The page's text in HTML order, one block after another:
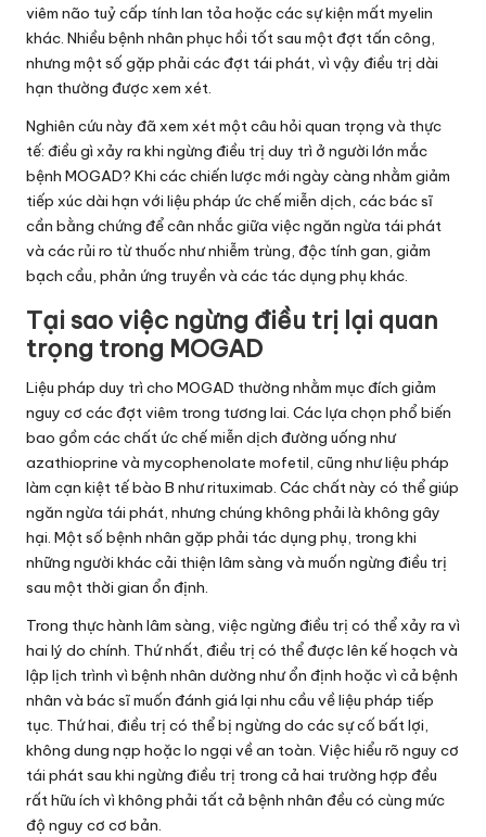
viêm não tuỷ cấp tính lan tỏa hoặc các sự kiện mất myelin
khác. Nhiều bệnh nhân phục hồi tốt sau một đợt tấn công,
nhưng một số gặp phải các đợt tái phát, vì vậy điều trị dài
hạn thường được xem xét.
Nghiên cứu này đã xem xét một câu hỏi quan trọng và thực
tế: điều gì xảy ra khi ngừng điều trị duy trì ở người lớn mắc
bệnh MOGAD? Khi các chiến lược mới ngày càng nhằm giảm
tiếp xúc dài hạn với liệu pháp ức chế miễn dịch, các bác sĩ
cần bằng chứng để cân nhắc giữa việc ngăn ngừa tái phát
và các rủi ro từ thuốc như nhiễm trùng, độc tính gan, giảm
bạch cầu, phản ứng truyền và các tác dụng phụ khác.
Tại sao việc ngừng điều trị lại quan
trọng trong MOGAD
Liệu pháp duy trì cho MOGAD thường nhằm mục đích giảm
nguy cơ các đợt viêm trong tương lai. Các lựa chọn phổ biến
bao gồm các chất ức chế miễn dịch đường uống như
azathioprine và mycophenolate mofetil, cũng như liệu pháp
làm cạn kiệt tế bào B như rituximab. Các chất này có thể giúp
ngăn ngừa tái phát, nhưng chúng không phải là không gây
hại. Một số bệnh nhân gặp phải tác dụng phụ, trong khi
những người khác cải thiện lâm sàng và muốn ngừng điều trị
sau một thời gian ổn định.
Trong thực hành lâm sàng, việc ngừng điều trị có thể xảy ra vì
hai lý do chính. Thứ nhất, điều trị có thể được lên kế hoạch và
lập lịch trình vì bệnh nhân dường như ổn định hoặc vì cả bệnh
nhân và bác sĩ muốn đánh giá lại nhu cầu về liệu pháp tiếp
tục. Thứ hai, điều trị có thể bị ngừng do các sự cố bất lợi,
không dung nạp hoặc lo ngại về an toàn. Việc hiểu rõ nguy cơ
tái phát sau khi ngừng điều trị trong cả hai trường hợp đều
rất hữu ích vì không phải tất cả bệnh nhân đều có cùng mức
độ nguy cơ cơ bản.